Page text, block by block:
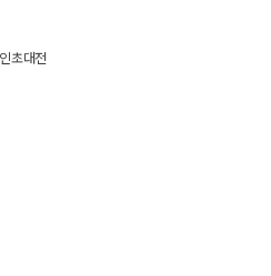
초대전